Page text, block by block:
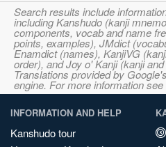
Search results include
including Kanshudo (kanji
components, vocab and name
points, examples), JMdict
Enamdict (names), KanjiVG
order), and Joy o' Kanji (kanji
Translations provided by
engine. For more information see
INFORMATION AND HELP
Kanshudo tour